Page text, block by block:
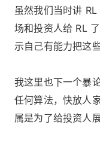
虽然我们当时讲
场和投资人给 RL
示自己有能力把这
我这里也下一个暴
任何算法，快放人
属是为了给投资人